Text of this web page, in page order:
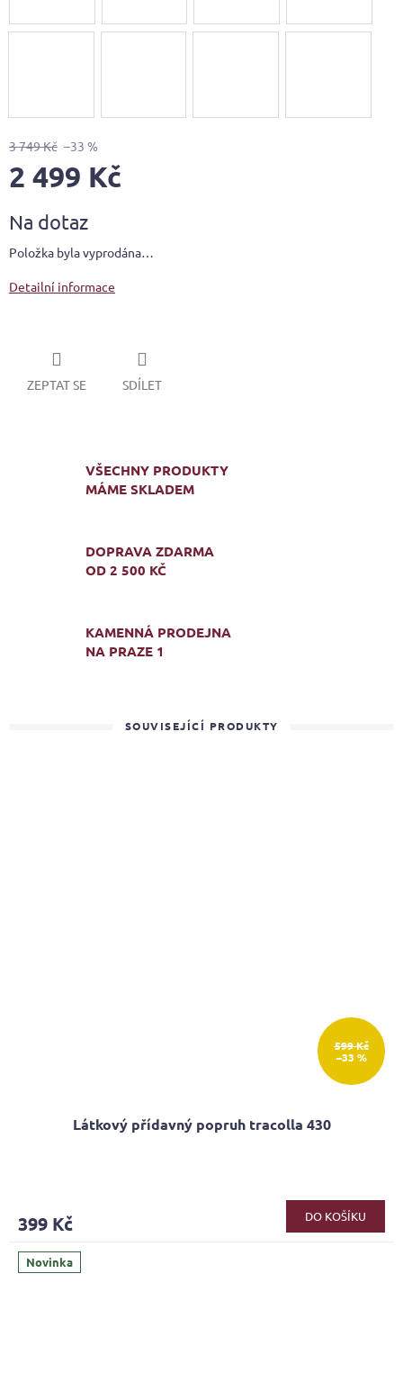
3 749 Kč –33 %
2 499 Kč
cena:
Na dotaz
Položka byla vyprodána…
Detailní informace
ZEPTAT SE SDÍLET
VŠECHNY PRODUKTY
MÁME SKLADEM
DOPRAVA ZDARMA
OD 2 500 KČ
KAMENNÁ PRODEJNA
NA PRAZE 1
SOUVISEJÍCÍ PRODUKTY
599 Kč
–33 %
Látkový přídavný popruh tracolla 430
399 Kč DO KOŠÍKU
Novinka